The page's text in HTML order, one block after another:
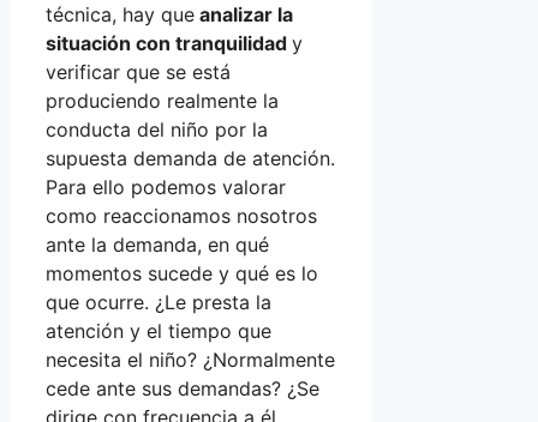
técnica, hay que analizar la
situación con tranquilidad y
verificar que se está
produciendo realmente la
conducta del niño por la
supuesta demanda de atención.
Para ello podemos valorar
como reaccionamos nosotros
ante la demanda, en qué
momentos sucede y qué es lo
que ocurre. ¿Le presta la
atención y el tiempo que
necesita el niño? ¿Normalmente
cede ante sus demandas? ¿Se
dirige con frecuencia a él